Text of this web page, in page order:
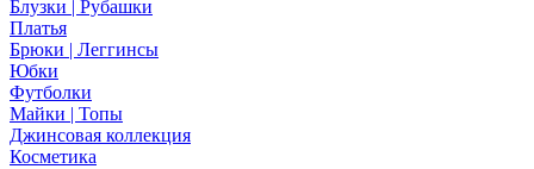
Блузки | Рубашки
Платья
Брюки | Леггинсы
Юбки
Футболки
Майки | Топы
Джинсовая коллекция
Косметика